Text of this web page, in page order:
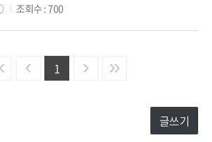
문학프로그램 -인문학이 영도를 만나다 2019년
모사업 2019...
조회수 : 700
‹ 1 › »
글쓰기